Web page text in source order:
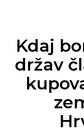
Kdaj
držav